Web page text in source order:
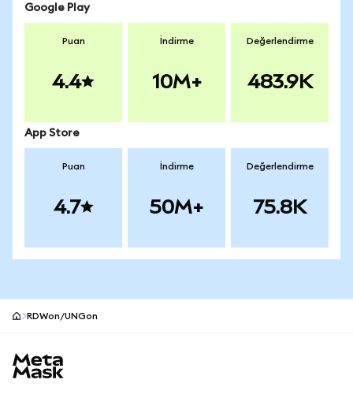
Google Play
Puan
4.4
İndirme
10M+
Değerlendirme
483.9K
App Store
Puan
4.7
İndirme
50M+
Değerlendirme
75.8K
RDWon/UNGon